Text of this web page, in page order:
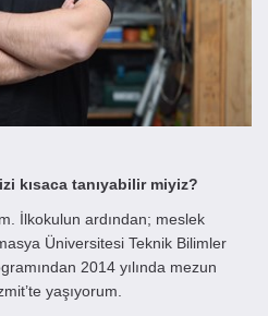
tanıyabilir miyiz?
İlkokulun ardından; meslek
Üniversitesi Teknik Bilimler
2014 yılında mezun
yaşıyorum.